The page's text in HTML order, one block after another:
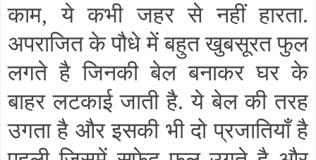
काम,ये कभी जहर से नहीं हारता.
अपराजित के पौधे में बहुत खुबसूरत फुल
लगते है जिनकी बेल बनाकर घर के
बाहर लटकाई जाती है. ये बेल की तरह
उगता है और इसकी भी दो प्रजातियाँ है